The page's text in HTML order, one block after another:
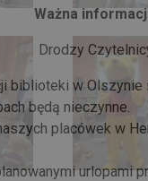
Ważna
Drodzy
biblioteki w Olszynie
będą nieczynne.
placówek w
urlopami